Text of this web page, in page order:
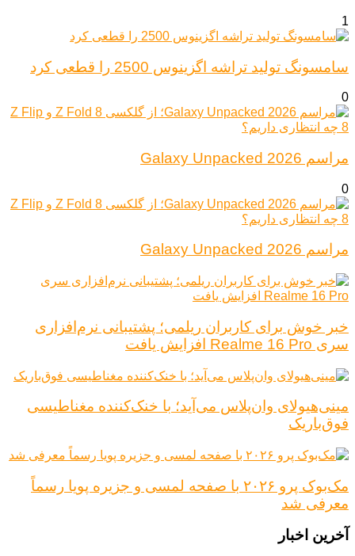
1
سامسونگ تولید تراشه اگزینوس 2500 را قطعی کرد
0
مراسم Galaxy Unpacked 2026
0
مراسم Galaxy Unpacked 2026
خبر خوش برای کاربران ریلمی؛ پشتیبانی نرم‌افزاری
سری Realme 16 Pro افزایش یافت
مینی‌هیولای وان‌پلاس می‌آید؛ با خنک‌کننده مغناطیسی
فوق‌باریک
مک‌بوک پرو ۲۰۲۶ با صفحه لمسی و جزیره پویا رسماً
معرفی شد
آخرین اخبار